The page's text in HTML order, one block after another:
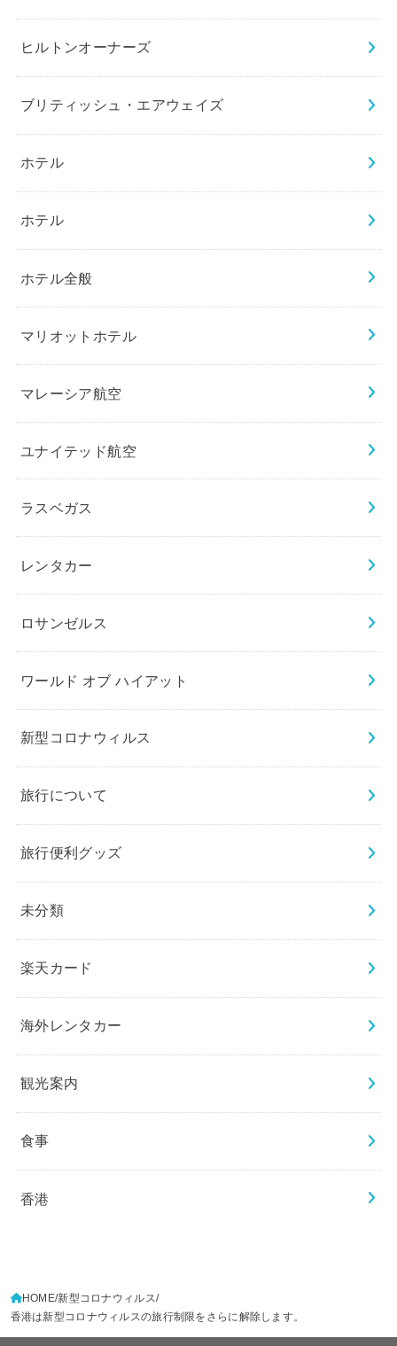
ヒルトンオーナーズ
ブリティッシュ・エアウェイズ
ホテル
ホテル
ホテル全般
マリオットホテル
マレーシア航空
ユナイテッド航空
ラスベガス
レンタカー
ロサンゼルス
ワールド オブ ハイアット
新型コロナウィルス
旅行について
旅行便利グッズ
未分類
楽天カード
海外レンタカー
観光案内
食事
香港
HOME 新型コロナウィルス
香港は新型コロナウィルスの旅行制限をさらに解除します。